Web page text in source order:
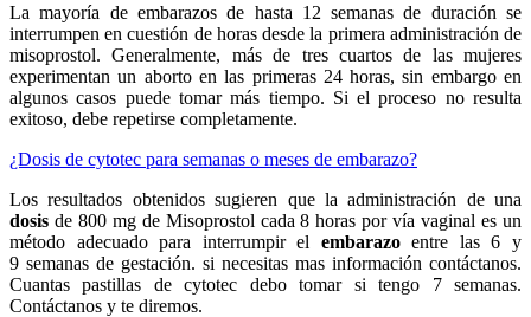
La mayoría de embarazos de hasta 12 semanas de duración se
interrumpen en cuestión de horas desde la primera administración de
misoprostol. Generalmente, más de tres cuartos de las mujeres
experimentan un aborto en las primeras 24 horas, sin embargo en
algunos casos puede tomar más tiempo. Si el proceso no resulta
exitoso, debe repetirse completamente.
¿Dosis de cytotec para semanas o meses de embarazo?
Los resultados obtenidos sugieren que la administración de una
dosis de 800 mg de Misoprostol cada 8 horas por vía vaginal es un
método adecuado para interrumpir el embarazoentre las 6 y
9 semanas de gestación. si necesitas mas información contáctanos.
Cuantas pastillas de cytotec debo tomar si tengo 7 semanas.
Contáctanos y te diremos.